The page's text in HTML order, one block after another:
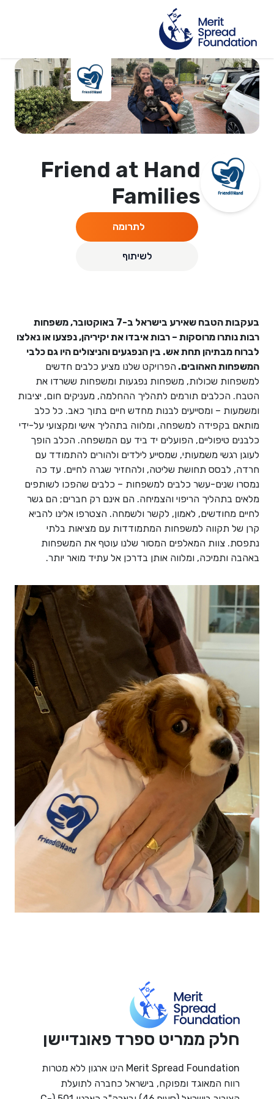
Friend at Hand
Families
לתרומה
לשיתוף
בעקבות הטבח שאירע בישראל ב-7 באוקטובר, משפחות
רבות נותרו מרוסקות – רבות איבדו את יקיריהן, נפצעו או נאלצו
לברוח מבתיהן תחת אש. בין הנפגעים והניצולים היו גם כלבי
המשפחות האהובים.הפרויקט שלנו מציע כלבים חדשים
למשפחות שכולות, משפחות נפגעות ומשפחות ששרדו את
הטבח. הכלבים תורמים לתהליך ההחלמה, מעניקים חום, יציבות
ומשמעות – ומסייעים לבנות מחדש חיים בתוך כאב. כל כלב
מותאם בקפידה למשפחה, ומלווה בתהליך אישי ומקצועי על-ידי
כלבנים טיפוליים, הפועלים יד ביד עם המשפחה. הכלב הופך
לעוגן רגשי משמעותי, שמסייע לילדים ולהורים להתמודד עם
חרדה, לבסס תחושת שליטה, ולהחזיר שגרה לחיים. עד כה
נמסרו שנים-עשר כלבים למשפחות – כלבים שהפכו לשותפים
מלאים בתהליך הריפוי והצמיחה. הם אינם רק חברים; הם גשר
לחיים מחודשים, לאמון, לקשר ולשמחה. הצטרפו אלינו להביא
קרן של תקווה למשפחות המתמודדות עם מציאות בלתי
נתפסת. צוות המאלפים המסור שלנו עוטף את המשפחות
באהבה ותמיכה, ומלווה אותן בדרכן אל עתיד מואר יותר.
חלק ממריט ספרד פאונדיישן
Merit Spread Foundation הינו ארגון ללא מטרות
רווח המאוגד ומפוקח, בישראל כחברה לתועלת